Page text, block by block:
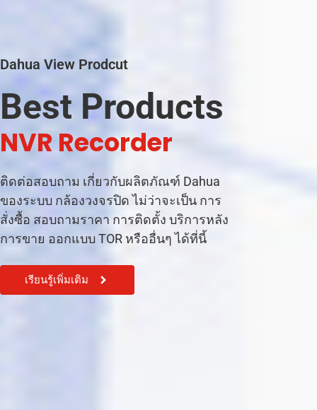
Dahua View Prodcut
Best Products
|
ติดต่อสอบถาม เกี่ยวกับผลิตภัณฑ์ Dahua
ของระบบ กล้องวงจรปิด ไม่ว่าจะเป็น การ
สั่งซื้อ สอบถามราคา การติดตั้ง บริการหลัง
การขาย ออกแบบ TOR หรืออื่นๆ ได้ที่นี้
เรียนรู้เพิ่มเติม